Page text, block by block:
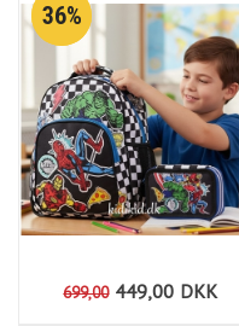
36%
699,00 449,00 DKK